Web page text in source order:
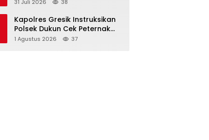
Jawa Barat
31 Juli 2026 38
Kapolres Gresik Instruksikan
Polsek Dukun Cek Peternak
Kambing, Perkuat Ketahanan
1 Agustus 2026 37